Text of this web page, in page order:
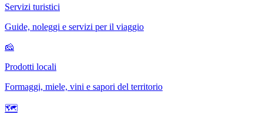
Servizi turistici
Guide, noleggi e servizi per il viaggio
🧀
Prodotti locali
Formaggi, miele, vini e sapori del territorio
🗺